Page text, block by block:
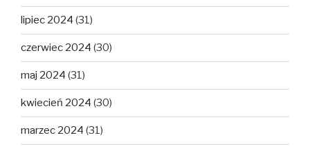
lipiec 2024 (31)
czerwiec 2024 (30)
maj 2024 (31)
kwiecień 2024 (30)
marzec 2024 (31)